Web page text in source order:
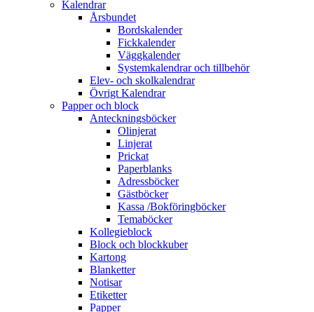
Kalendrar
Årsbundet
Bordskalender
Fickkalender
Väggkalender
Systemkalendrar och tillbehör
Elev- och skolkalendrar
Övrigt Kalendrar
Papper och block
Anteckningsböcker
Olinjerat
Linjerat
Prickat
Paperblanks
Adressböcker
Gästböcker
Kassa /Bokföringböcker
Temaböcker
Kollegieblock
Block och blockkuber
Kartong
Blanketter
Notisar
Etiketter
Papper